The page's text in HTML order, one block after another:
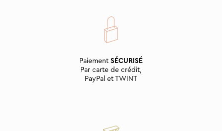
Paiement SÉCURISÉ
Par carte de crédit,
PayPal et TWINT